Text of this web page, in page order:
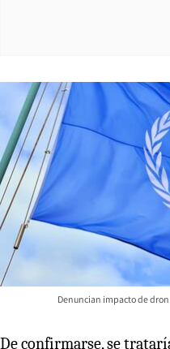
Denuncian impacto de
De confirmarse, se